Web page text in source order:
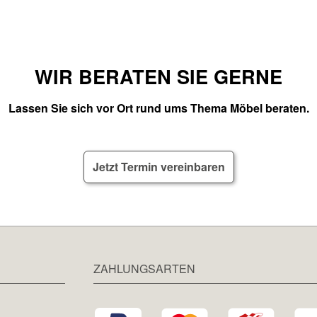
WIR BERATEN SIE GERNE
Lassen Sie sich vor Ort rund ums Thema Möbel beraten.
Jetzt Termin vereinbaren
ZAHLUNGSARTEN